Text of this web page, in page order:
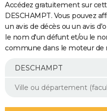
Programme TV
TNT
Streaming
Cinéma
Sorties cinéma
Musique
+
FINANCE
Impôts
Immobilier
Risques naturels par ville
Banque
Assurance
Crédit
AUTO
Essais
Réserver un essai
Citadines
Berlines
SUV
Forum auto
+
Mobiles
Meilleur smartphone
Internet
Ordinateurs
Jeux vidéo
Guide high-tech
Aménagement intérieur
Accédez gratuitement sur
DESCHAMPT. Vous pouvez
un avis de décès ou un avis
le nom d'un défunt et/ou le
commune dans le moteur de